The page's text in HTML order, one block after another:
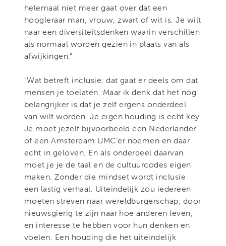
helemaal niet meer gaat over dat een
hoogleraar man, vrouw, zwart of wit is. Je wilt
naar een diversiteitsdenken waarin verschillen
als normaal worden gezien in plaats van als
afwijkingen."
"Wat betreft inclusie: dat gaat er deels om dat
mensen je toelaten. Maar ik denk dat het nóg
belangrijker is dat je zelf ergens onderdeel
van wilt worden. Je eigen houding is echt key.
Je moet jezelf bijvoorbeeld een Nederlander
of een Amsterdam UMC’er noemen en daar
echt in geloven. En als onderdeel daarvan
moet je je de taal en de cultuurcodes eigen
maken. Zonder die mindset wordt inclusie
een lastig verhaal. Uiteindelijk zou iedereen
moeten streven naar wereldburgerschap, door
nieuwsgierig te zijn naar hoe anderen leven,
en interesse te hebben voor hun denken en
voelen. Een houding die het uiteindelijk